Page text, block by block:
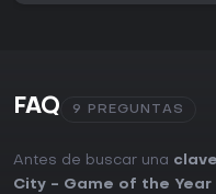
FAQ 9 PREGUNTAS
Antes de buscar una
City - Game of the Year